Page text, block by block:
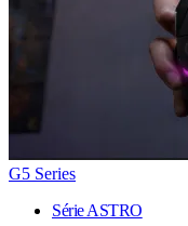
G5 Series
Série ASTRO